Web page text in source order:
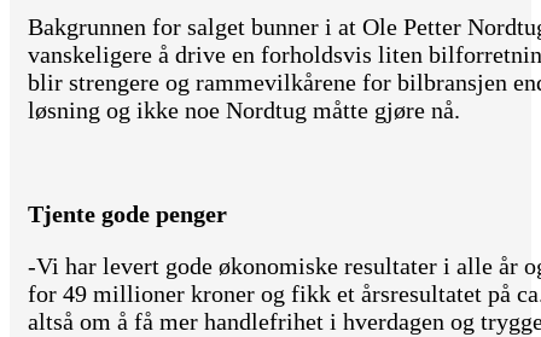
Bakgrunnen for salget bunner i at Ole Petter
vanskeligere å drive en forholdsvis liten
blir strengere og rammevilkårene for bilbransjen
løsning og ikke noe Nordtug måtte gjøre nå.
Tjente gode penger
-Vi har levert gode økonomiske resultater i alle år
for 49 millioner kroner og fikk et årsresultatet på
altså om å få mer handlefrihet i hverdagen og